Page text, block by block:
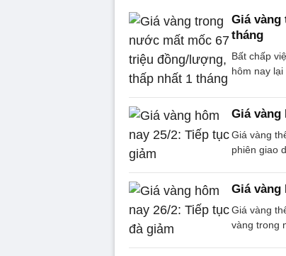
Giá
tháng
Bất chấp
hôm nay lại
Giá vàng
Giá vàng
phiên giao
Giá vàng
Giá vàng
vàng trong